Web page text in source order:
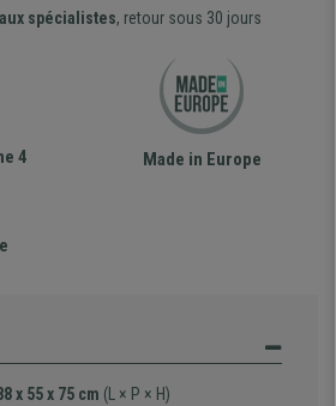
spécialistes, retour sous 30 jours
4
Made in Europe
x 55 x 75 cm (L × P × H)